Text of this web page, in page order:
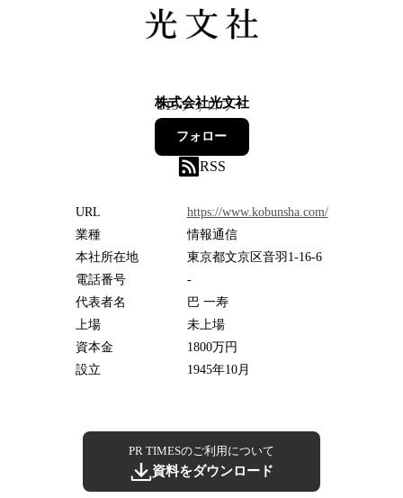
株式会社光文社
115フォロワー
フォロー
RSS
URL
https://www.kobunsha.com/
業種
情報通信
本社所在地
東京都文京区音羽1-16-6
電話番号
-
代表者名
巴 一寿
上場
未上場
資本金
1800万円
設立
1945年10月
PR TIMESのご利用について
資料をダウンロード